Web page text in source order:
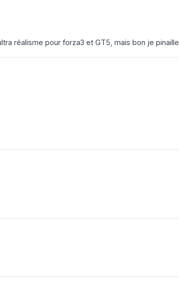
réalisme pour forza3 et GT5, mais bon je pinaille